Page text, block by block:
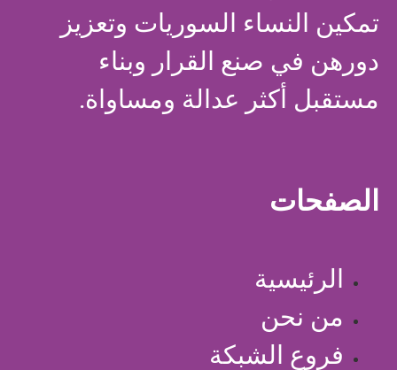
تمكين النساء السوريات وتعزيز
دورهن في صنع القرار وبناء
مستقبل أكثر عدالة ومساواة.
الصفحات
الرئيسية
من نحن
فروع الشبكة